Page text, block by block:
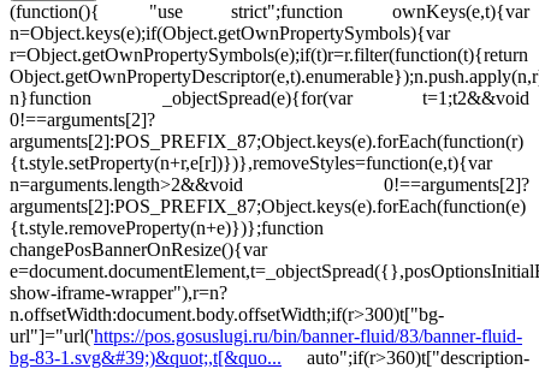
(function(){ "use strict";function ownKeys(e,t){var
n=Object.keys(e);if(Object.getOwnPropertySymbols){var
r=Object.getOwnPropertySymbols(e);if(t)r=r.filter(function(t){return
n}function _objectSpread(e){for(var t=1;t2&&void
0!==arguments[2]?
arguments[2]:POS_PREFIX_87;Object.keys(e).forEach(function(r)
{t.style.setProperty(n+r,e[r])})},removeStyles=function(e,t){var
n=arguments.length>2&&void 0!==arguments[2]?
arguments[2]:POS_PREFIX_87;Object.keys(e).forEach(function(e)
{t.style.removeProperty(n+e)})};function
changePosBannerOnResize(){var
show-iframe-wrapper"),r=n?
n.offsetWidth:document.body.offsetWidth;if(r>300)t["bg-
url"]="url('https://pos.gosuslugi.ru/bin/banner-fluid/83/banner-fluid-
bg-83-1.svg&#39;)&quot;,t[&quo... auto";if(r>360)t["description-